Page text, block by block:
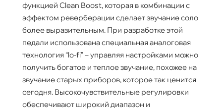
функцией Clean Boost, которая в комбинации с
эффектом реверберации сделает звучание соло
более выразительным. При разработке этой
педали использована специальная аналоговая
технология “lo-fi” – управляя настройками можно
получить богатое и теплое звучание, похожее на
звучание старых приборов, которое так ценится
сегодня. Высокочувствительные регулировки
обеспечивают широкий диапазон и